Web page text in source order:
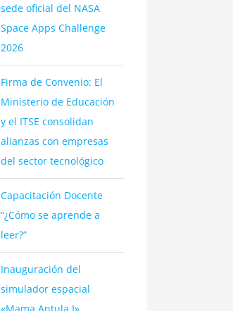
sede oficial del NASA
Space Apps Challenge
2026
Firma de Convenio: El
Ministerio de Educación
y el ITSE consolidan
alianzas con empresas
del sector tecnológico
Capacitación Docente
“¿Cómo se aprende a
leer?”
Inauguración del
simulador espacial